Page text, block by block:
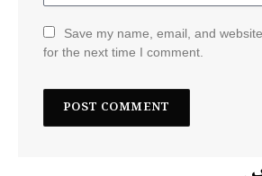
Save my name, email, and
for the next time I comment.